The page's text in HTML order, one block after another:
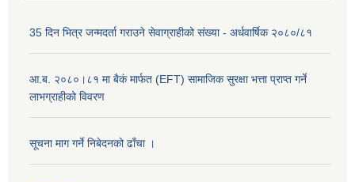
35 दिन भित्र जन्मदर्ता गराउने सेवाग्राहीको संख्या - अर्धवार्षिक २०८०/८१
आ.ब. २०८०।८१ मा बैकं मार्फत (EFT) सामाजिक सुरक्षा भत्ता प्राप्त गर्ने
लाभग्राहीको विवरण
सूचना माग गर्ने निबेदनको ढाँचा ।